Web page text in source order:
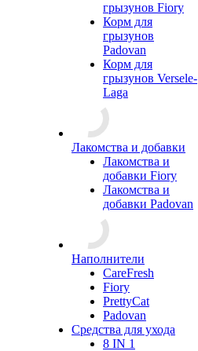
грызунов Fiory
Корм для
грызунов
Padovan
Корм для
грызунов Versele-
Laga
Лакомства и добавки
Лакомства и
добавки Fiory
Лакомства и
добавки Padovan
Наполнители
CareFresh
Fiory
PrettyCat
Padovan
Средства для ухода
8 IN 1